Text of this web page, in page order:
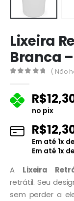
Lixeira
Branca
( Não
R$
no pix
R$
Em até 1x de
Em até 1x de
A Lixeira
retrátil. Seu
sem perder a